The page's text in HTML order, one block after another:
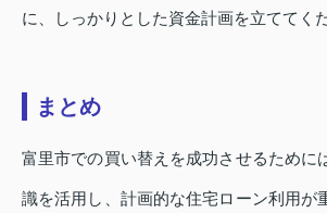
に、しっかりとした資金計画を立ててく
まとめ
富里市での買い替えを成功させるために
識を活用し、計画的な住宅ローン利用が